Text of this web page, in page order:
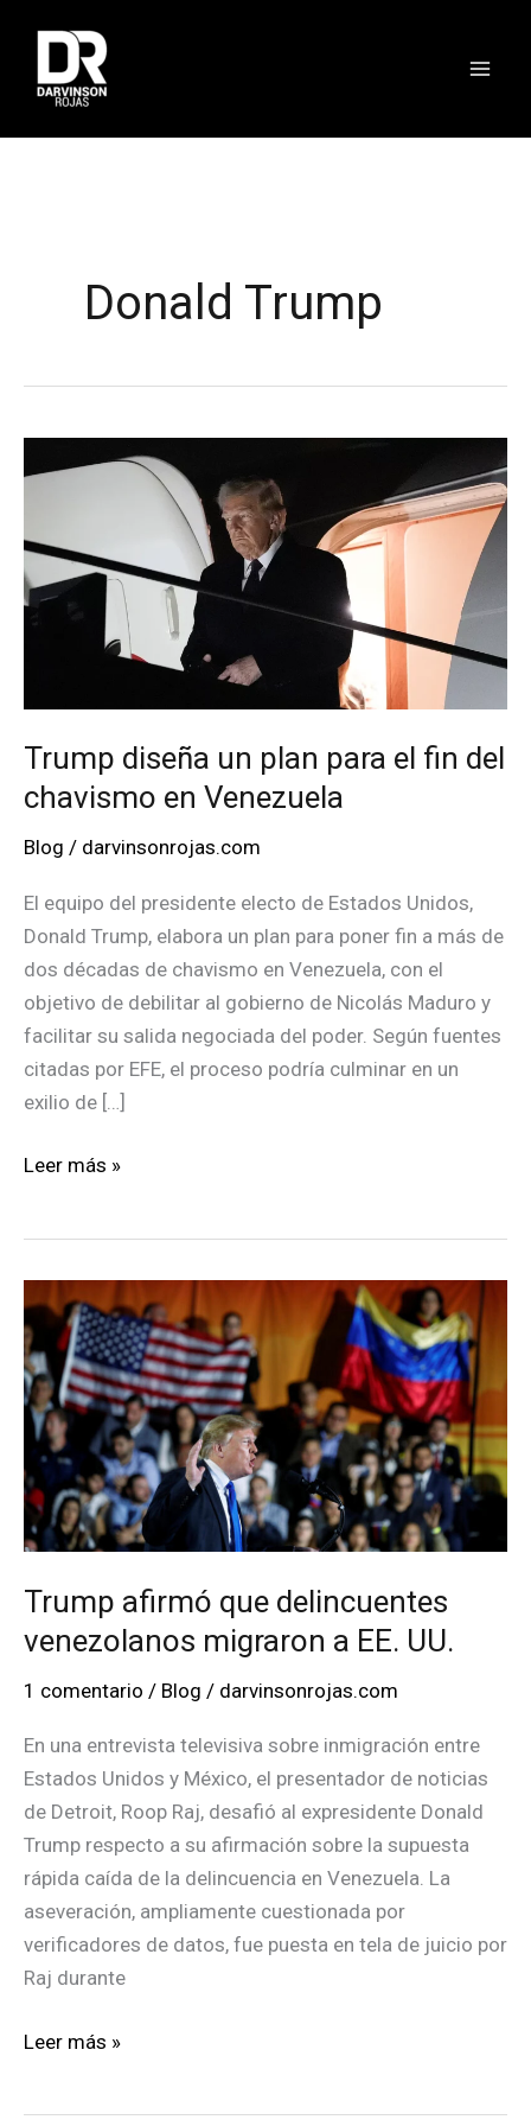
contenido
Donald Trump
Trump diseña un plan para el fin del
chavismo en Venezuela
Blog / darvinsonrojas.com
El equipo del presidente electo de Estados Unidos,
Donald Trump, elabora un plan para poner fin a más de
dos décadas de chavismo en Venezuela, con el
objetivo de debilitar al gobierno de Nicolás Maduro y
facilitar su salida negociada del poder. Según fuentes
citadas por EFE, el proceso podría culminar en un
exilio de […]
Trump
para
el
fin
del
chavismo
en
Venezuela
Leer más »
Trump afirmó que delincuentes
venezolanos migraron a EE. UU.
1 comentario / Blog / darvinsonrojas.com
En una entrevista televisiva sobre inmigración entre
Estados Unidos y México, el presentador de noticias
de Detroit, Roop Raj, desafió al expresidente Donald
Trump respecto a su afirmación sobre la supuesta
rápida caída de la delincuencia en Venezuela. La
aseveración, ampliamente cuestionada por
verificadores de datos, fue puesta en tela de juicio por
Raj durante
Trump
Leer más »